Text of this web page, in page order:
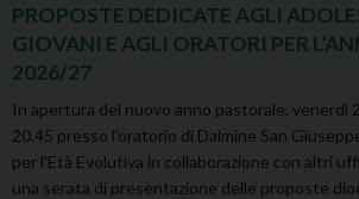
PROPOSTE DEDICATE AGLI
GIOVANI E AGLI ORATORI PER
2026/27
In apertura del nuovo anno pastorale, venerdì
20.45 presso l'oratorio di Dalmine San
per l'Età Evolutiva in collaborazione con altri
una serata di presentazione delle proposte